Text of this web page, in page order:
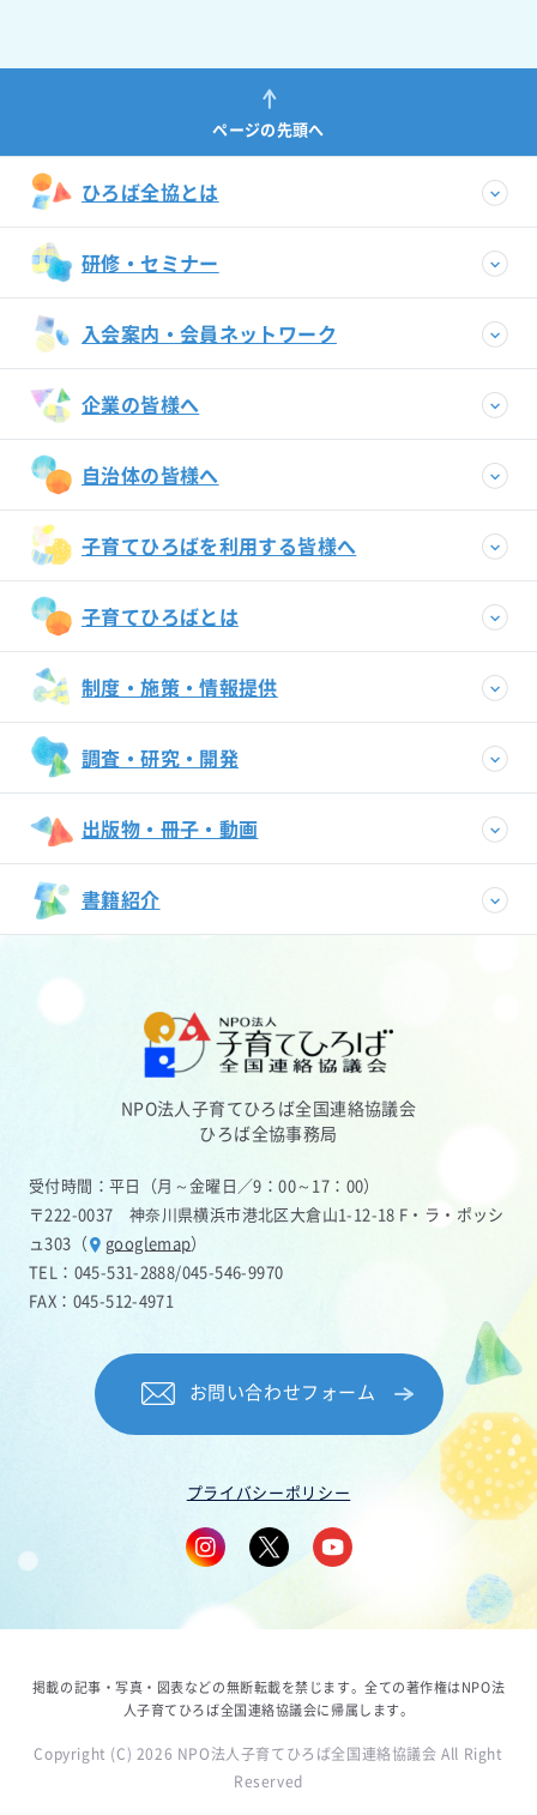
ページの先頭へ
ひろば全協とは
研修・セミナー
入会案内・会員ネットワーク
企業の皆様へ
自治体の皆様へ
子育てひろばを利用する皆様へ
子育てひろばとは
制度・施策・情報提供
調査・研究・開発
出版物・冊子・動画
書籍紹介
NPO法人子育てひろば全国連絡協議会
ひろば全協事務局
受付時間：平日（月～金曜日／9：00～17：00）
〒222-0037 神奈川県横浜市港北区大倉山1-12-18 F・ラ・ポッシ
ュ303（
googlemap）
TEL： 045-531-2888/045-546-9970
FAX：045-512-4971
お問い合わせフォーム
プライバシーポリシー
掲載の記事・写真・図表などの無断転載を禁じます。全ての著作権はNPO法
人子育てひろば全国連絡協議会に帰属します。
Copyright (C) 2026 NPO法人子育てひろば全国連絡協議会 All Right
Reserved